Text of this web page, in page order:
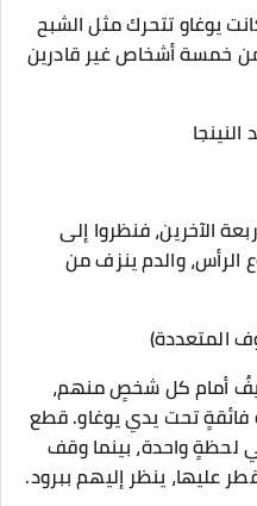
يوغاو تتحرك مثل الشبح
خمسة أشخاص غير قادرين
الآخرين، فنظروا إلى
الرأس، والدم ينزف من
المتعددة)
أمام كل شخصٍ منهم،
فائقةٍ تحت يدي يوغاو. قطع
لحظةٍ واحدة، بينما وقف
عليها، ينظر إليهم ببرود.